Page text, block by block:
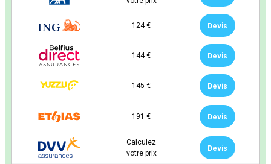
124 € Devis
144 € Devis
145 € Devis
191 € Devis
Calculez
votre prix
Devis